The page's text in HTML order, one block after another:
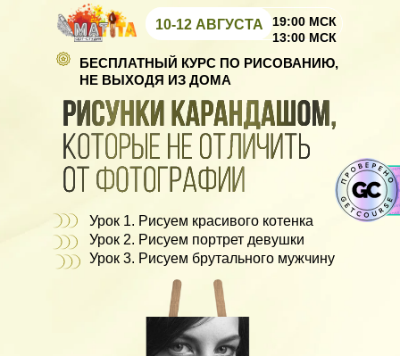
10-12 АВГУСТА 19:00 МСК
БЕСПЛАТНЫЙ КУРС ПО РИСОВАНИЮ,
НЕ ВЫХОДЯ ИЗ ДОМА
13:00 МСК
Урок 1. Рисуем красивого котенка
Урок 2. Рисуем портрет девушки
Урок 3. Рисуем брутального мужчину